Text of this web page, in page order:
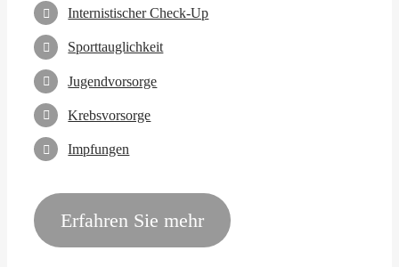
Internistischer Check-Up
Sporttauglichkeit
Jugendvorsorge
Krebsvorsorge
Impfungen
Erfahren Sie mehr